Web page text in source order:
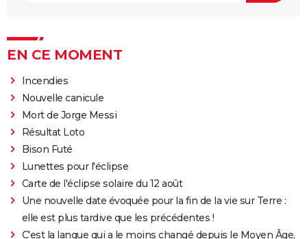
EN CE MOMENT
Incendies
Nouvelle canicule
Mort de Jorge Messi
Résultat Loto
Bison Futé
Lunettes pour l'éclipse
Carte de l'éclipse solaire du 12 août
Une nouvelle date évoquée pour la fin de la vie sur Terre :
elle est plus tardive que les précédentes !
C'est la langue qui a le moins changé depuis le Moyen Âge,